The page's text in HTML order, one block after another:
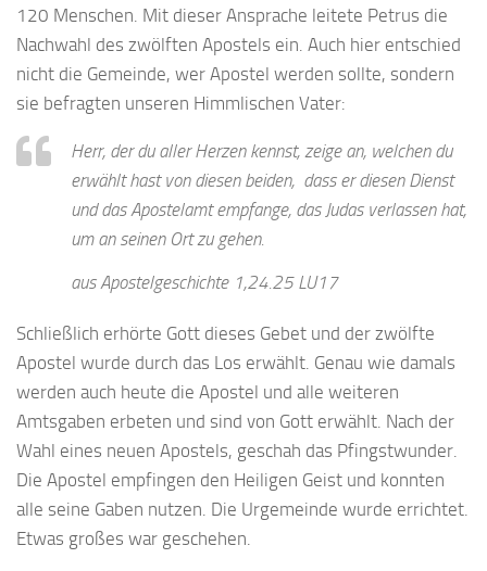
120 Menschen. Mit dieser Ansprache leitete Petrus die
Nachwahl des zwölften Apostels ein. Auch hier entschied
nicht die Gemeinde, wer Apostel werden sollte, sondern
sie befragten unseren Himmlischen Vater:
Herr, der du aller Herzen kennst, zeige an, welchen du
erwählt hast von diesen beiden, dass er diesen Dienst
und das Apostelamt empfange, das Judas verlassen hat,
um an seinen Ort zu gehen.
aus Apostelgeschichte 1,24.25 LU17
Schließlich erhörte Gott dieses Gebet und der zwölfte
Apostel wurde durch das Los erwählt. Genau wie damals
werden auch heute die Apostel und alle weiteren
Amtsgaben erbeten und sind von Gott erwählt. Nach der
Wahl eines neuen Apostels, geschah das Pfingstwunder.
Die Apostel empfingen den Heiligen Geist und konnten
alle seine Gaben nutzen. Die Urgemeinde wurde errichtet.
Etwas großes war geschehen.